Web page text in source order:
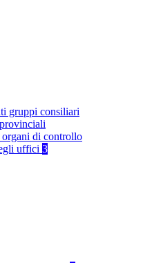
gruppi consiliari
di controllo
uffici 3